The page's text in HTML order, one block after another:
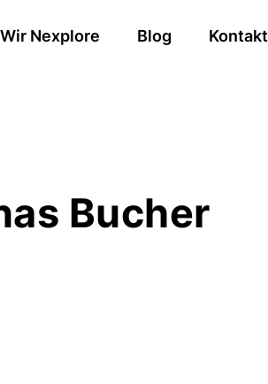
Wir Nexplore Blog Kontakt
Bucher